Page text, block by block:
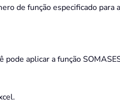
de função especificado
aplicar a função